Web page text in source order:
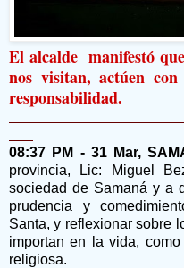
El alcalde manifestó
nos visitan, actúen
responsabilidad.
08:37 PM - 31 Mar,
provincia, Lic: Miguel
sociedad de Samaná y a
prudencia y
Santa, y reflexionar sobre
importan en la vida,
religiosa.